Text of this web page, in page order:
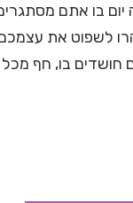
בו אתם
לשפוט את
בו, חף מכל